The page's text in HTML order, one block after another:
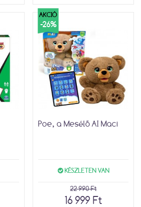
AKCIÓ
-26%
Poe, a Mesélő AI Maci
KÉSZLETEN VAN
22 990 Ft
16 999 Ft